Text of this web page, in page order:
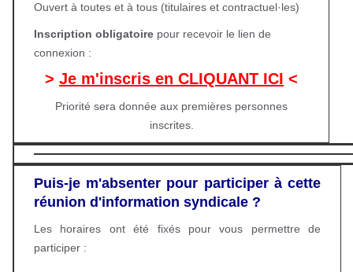
Ouvert à toutes et à tous (titulaires et contractuel·les)
Inscription obligatoire pour recevoir le lien de
connexion :
> Je m'inscris en CLIQUANT ICI <
Priorité sera donnée aux premières personnes
inscrites.
Puis-je m'absenter pour participer à cette
réunion d'information syndicale ?
Les horaires ont été fixés pour vous permettre de
participer :